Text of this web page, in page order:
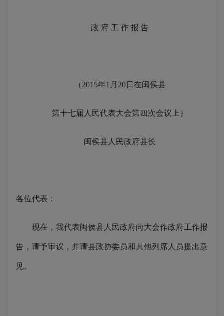
政 府 工 作 报 告
（2015年1月20日在闽侯县
第十七届人民代表大会第四次会议上）
闽侯县人民政府县长
各位代表：
现在，我代表闽侯县人民政府向大会作政府工作报
告，请予审议，并请县政协委员和其他列席人员提出意
见。